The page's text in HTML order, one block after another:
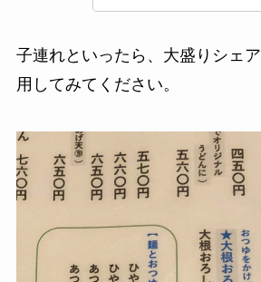
子連れといったら、大盛りシェ
用してみてください。